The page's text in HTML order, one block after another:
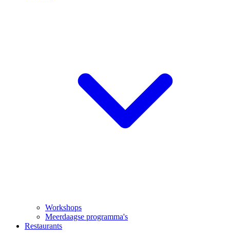
Workshops
Meerdaagse programma's
Restaurants